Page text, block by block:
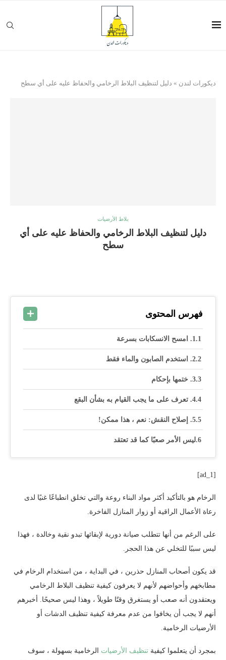
ديكورات لندن » دليل لتنظيف البلاط الرخامي والحفاظ عليه على أي سطح
بلاط الأرضيات
دليل لتنظيف البلاط الرخامي والحفاظ عليه على أي
سطح
فهرس المحتوى
1. امسح الانسكابات بسرعة
2. استخدم الصابون والماء فقط
3. ختمها بإحكام
4. تعرف على ما يجب القيام به بشأن البقع
5. إصلاح النقش: نعم ، هذا ممكن!
ليس الأمر صعبًا كما قد تعتقد
[ad_1]
الرخام هو بالتأكيد أكثر مواد البناء روعة والتي تخلق انطباعًا غنيًا لدى
رعاة الأعمال الراقية أو زوار المنازل الفاخرة.
على الرغم من أنها تتطلب صيانة دورية لإبقائها تبدو نقية وخالدة ، فهذا
ليس سببًا للتخلي عن هذا الحجر.
قد يكون أصحاب المنازل حذرين ، في البداية ، من استخدام الرخام في
مطابخهم وأحواضهم لأنهم لا يعرفون كيفية تنظيف البلاط الرخامي
ويعتقدون أنه صعب أو يستغرق وقتًا طويلاً ، وهذا ليس صحيحًا. أخبرهم
أنهم لا يجب أن يخافوا من عدم معرفة كيفية تنظيف الدشات أو
الأرضيات الرخامية.
بمجرد أن يتعلموا كيفية تنظيف الأرضيات الرخامية بسهولة ، سوف